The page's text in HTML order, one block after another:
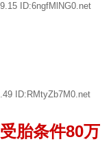
ID:6ngfMlNG0.net
ID:RMtyZb7M0.net
胎条件80万